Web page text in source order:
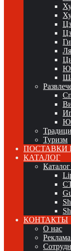
Туризм
ПОСТАВКИ
КАТАЛОГ
КОНТАКТЫ
О нас